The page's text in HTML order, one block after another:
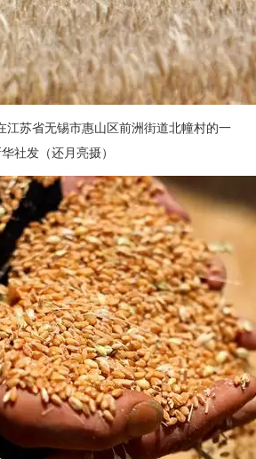
江苏省无锡市惠山区前洲街道北幢村的一
社发（还月亮摄）